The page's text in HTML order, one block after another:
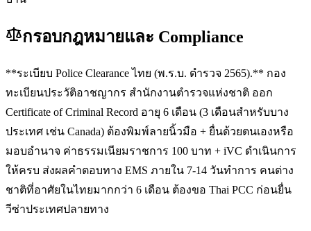
กรอบกฎหมายและ Compliance
**ระเบียบ Police Clearance ไทย (พ.ร.บ. ตำรวจ 2565).** กอง
ทะเบียนประวัติอาชญากร สำนักงานตำรวจแห่งชาติ ออก
Certificate of Criminal Record อายุ 6 เดือน (3 เดือนสำหรับบาง
ประเทศ เช่น Canada) ต้องพิมพ์ลายนิ้วมือ + ยื่นด้วยตนเองหรือ
มอบอำนาจ ค่าธรรมเนียมราชการ 100 บาท + iVC ดำเนินการ
ให้ครบ ส่งผลคำตอบทาง EMS ภายใน 7-14 วันทำการ คนต่าง
ชาติที่อาศัยในไทยมากกว่า 6 เดือน ต้องขอ Thai PCC ก่อนยื่น
วีซ่าประเทศปลายทาง